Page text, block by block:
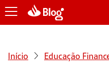
Início Educação